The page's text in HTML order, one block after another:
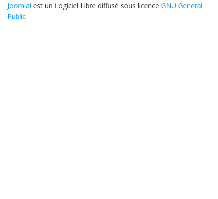
Joomla! est un Logiciel Libre diffusé sous licence GNU General
Public